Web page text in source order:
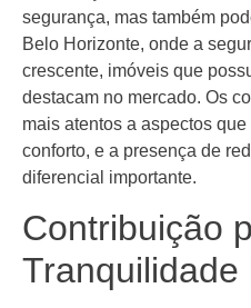
segurança, mas também
Belo Horizonte, onde a
crescente, imóveis que
destacam no mercado. Os
mais atentos a aspectos
conforto, e a presença de
diferencial importante.
Contribuição
Tranquilidade